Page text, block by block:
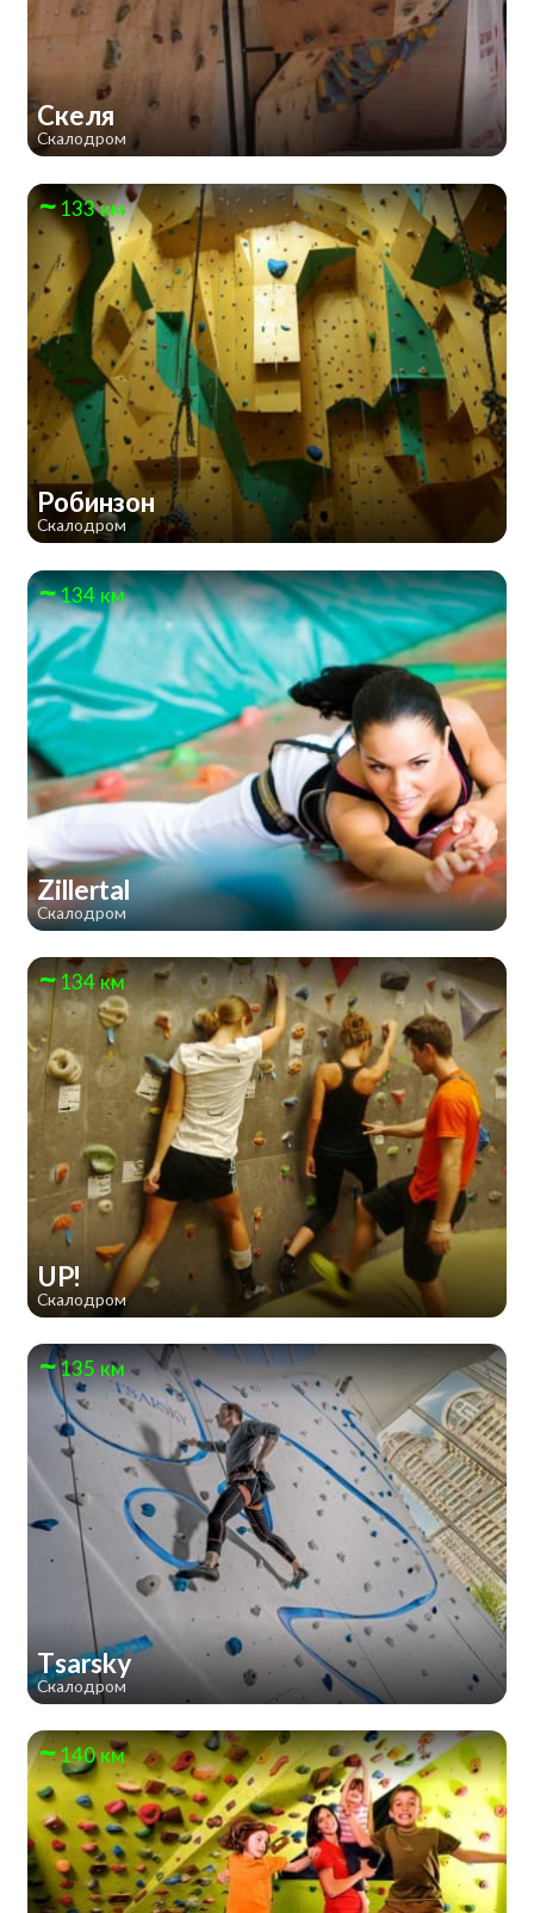
Скеля
Скалодром
133 км
Робинзон
Скалодром
134 км
Zillertal
Скалодром
134 км
UP!
Скалодром
135 км
Tsarsky
Скалодром
140 км